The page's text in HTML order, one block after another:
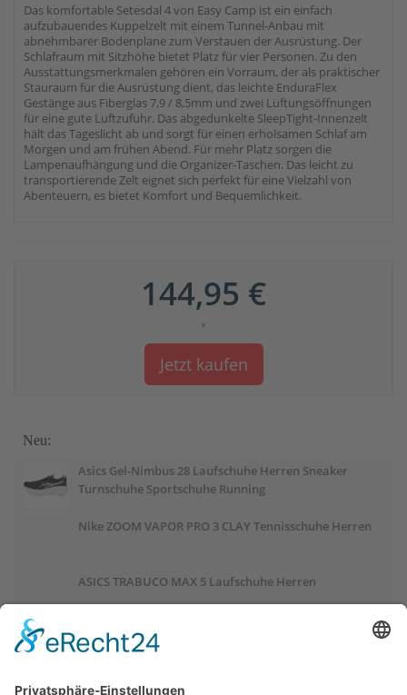
Das komfortable Setesdal 4 von Easy Camp ist ein einfach
aufzubauendes Kuppelzelt mit einem Tunnel-Anbau mit
abnehmbarer Bodenplane zum Verstauen der Ausrüstung. Der
Schlafraum mit Sitzhöhe bietet Platz für vier Personen. Zu den
Ausstattungsmerkmalen gehören ein Vorraum, der als praktischer
Stauraum für die Ausrüstung dient, das leichte EnduraFlex
Gestänge aus Fiberglas 7,9 / 8,5mm und zwei Lüftungsöffnungen
für eine gute Luftzufuhr. Das abgedunkelte SleepTight-Innenzelt
hält das Tageslicht ab und sorgt für einen erholsamen Schlaf am
Morgen und am frühen Abend. Für mehr Platz sorgen die
Lampenaufhängung und die Organizer-Taschen. Das leicht zu
transportierende Zelt eignet sich perfekt für eine Vielzahl von
Abenteuern, es bietet Komfort und Bequemlichkeit.
144,95 €
*
Jetzt kaufen
Neu:
Asics Gel-Nimbus 28 Laufschuhe Herren Sneaker
Turnschuhe Sportschuhe Running
Nike ZOOM VAPOR PRO 3 CLAY Tennisschuhe Herren
ASICS TRABUCO MAX 5 Laufschuhe Herren
ASICS GEL-PULSE 17 Laufschuhe Damen